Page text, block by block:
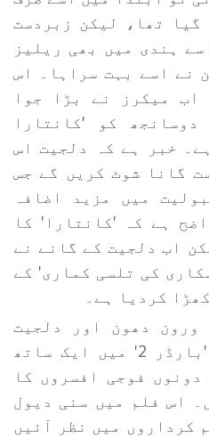
تھا، لیکن زبردست
ہندی میں بھی ریلیز
نے اسے بہت سراہا۔ اس
اب میکرز نے بڑا جوا
کو 'کانتارا
ہے۔ خبر ہے کہ دلجیت اس
گانا شوٹ کریں گے جس
میں مزید اضافہ
ہے کہ 'کانتارا' کا
اب دلجیت کے گانے نے
کی تلسی کماری' کے
کردیا ہے۔
دھون اور دلجیت
دوسانجھ جلد ہی فلم 'بارڈر 2' میں ایک ساتھ
فوجی افسروں کا
اس فلم میں سنی دیول
کرداروں میں نظر آئیں